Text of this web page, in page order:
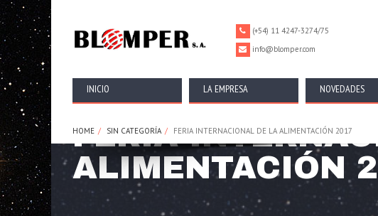
(+54) 11 4247-3274/75
info@blomper.com
INICIO LA EMPRESA NOVEDADES
HOME SIN CATEGORÍA FERIA INTERNACIONAL DE LA ALIMENTACIÓN 2017
FERIA
ALIMENTACIÓN